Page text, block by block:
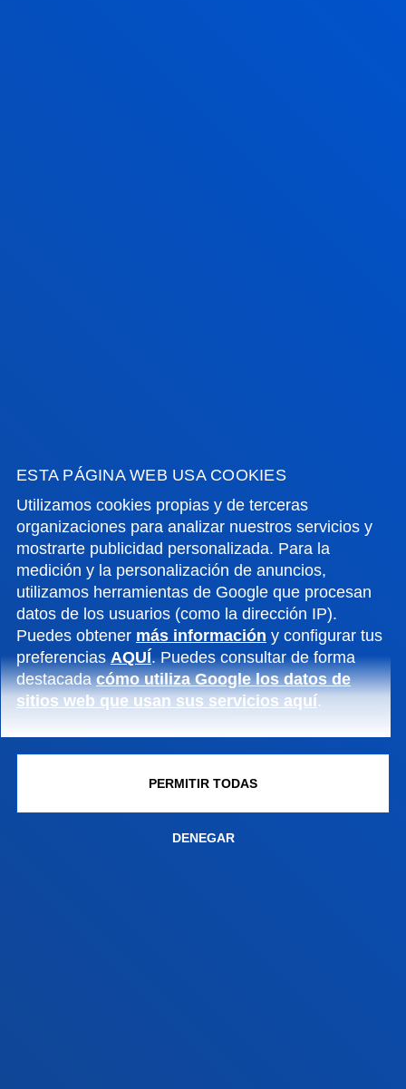
ESTA PÁGINA WEB USA COOKIES
Utilizamos cookies propias y de terceras
organizaciones para analizar nuestros servicios y
mostrarte publicidad personalizada. Para la
medición y la personalización de anuncios,
utilizamos herramientas de Google que procesan
datos de los usuarios (como la dirección IP).
Puedes obtener más información y configurar tus
preferenciasAQUÍ. Puedes consultar de forma
destacadacómo utiliza Google los datos de
sitios web que usan sus servicios aquí.
PERMITIR TODAS
DENEGAR
GESTIONES Y TRÁMITES
Campus Bilbao
Conoce el campus
+34 944 139 000
Contacto
Conoce el campus